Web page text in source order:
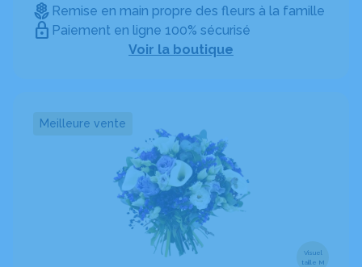
Remise en main propre des fleurs à la famille
Paiement en ligne 100% sécurisé
Voir la boutique
Meilleure vente
Visuel
taille M